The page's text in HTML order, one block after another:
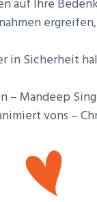
auf Ihre
in Sicherheit
– Mandeep
vons –